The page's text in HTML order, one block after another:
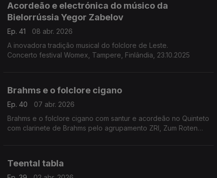
Acordeão e electrónica do músico da
Bielorrússia Yegor Zabelov
Ep. 41
08 abr. 2026
A inovadora tradição musical do folclore de Leste.
Concerto festival Womex, Tampere, Finlândia, 23.10.2025
Brahms e o folclore cigano
Ep. 40
07 abr. 2026
Brahms e o folclore cigano com santur e acordeão no Quinteto
com clarinete de Brahms pelo agrupamento ZRI, Zum Roten
Teental tabla